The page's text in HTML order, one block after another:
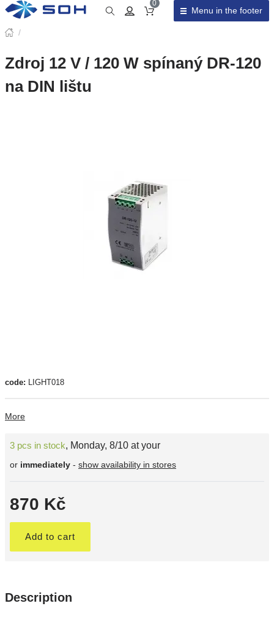
Cart total
0
Menu in the footer
/
Zdroj 12 V / 120 W spínaný DR-120
na DIN lištu
code: LIGHT018
More
3 pcs in stock, Monday, 8/10 at your
or immediately - show availability in stores
870 Kč
Add to cart
Description